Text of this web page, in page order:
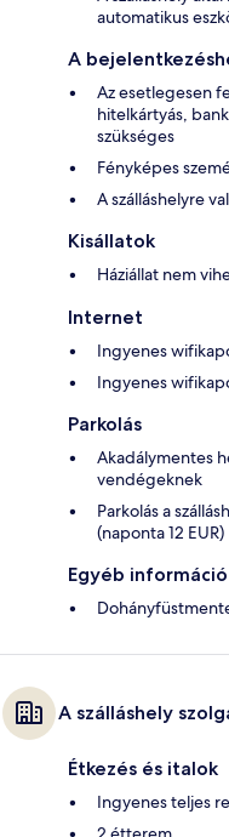
automatikus
A
Az esetlegesen
hitelkártyás,
szükséges
Fényképes
A szálláshelyre
Kisállatok
Háziállat nem
Internet
Ingyenes
Ingyenes
Parkolás
Akadálymentes
vendégeknek
Parkolás a
(naponta 12 EUR)
Egyéb információ
A szálláshely
Étkezés és italok
Ingyenes teljes